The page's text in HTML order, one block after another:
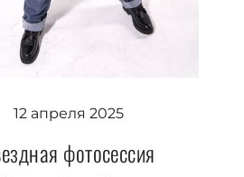
12 апреля 2025
фотосессия